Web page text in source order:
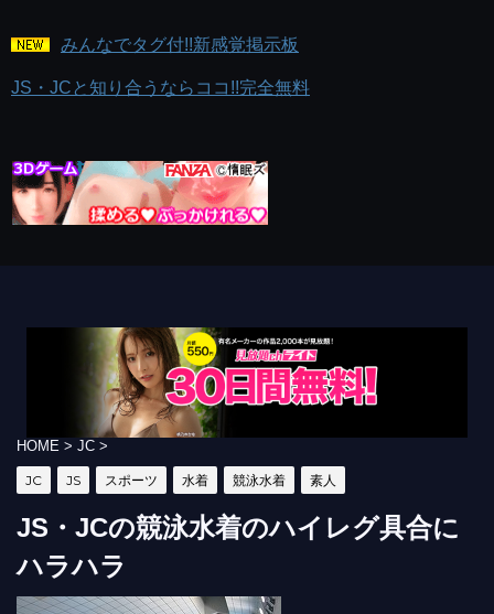
みんなでタグ付!!新感覚掲示板
JS・JCと知り合うならココ!!完全無料
HOME > JC >
JC JS スポーツ 水着 競泳水着 素人
JS・JCの競泳水着のハイレグ具合に
ハラハラ